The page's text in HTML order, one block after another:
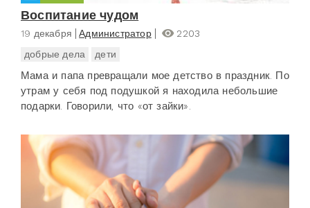
Воспитание чудом
19 декабря Администратор
2203
добрые дела
дети
Мама и папа превращали мое детство в праздник. По
утрам у себя под подушкой я находила небольшие
подарки. Говорили, что «от зайки».